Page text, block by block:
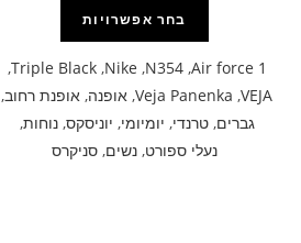
בחר אפשרויות
Air force 1
,
N354
,
Nike
,
Triple Black
,
VEJA
,
Veja Panenka
, אופנה, אופנת רחוב,
גברים,טרנדי, יומיומי, יוניסקס,נוחות,
נעלי ספורט, נשים, סניקרס